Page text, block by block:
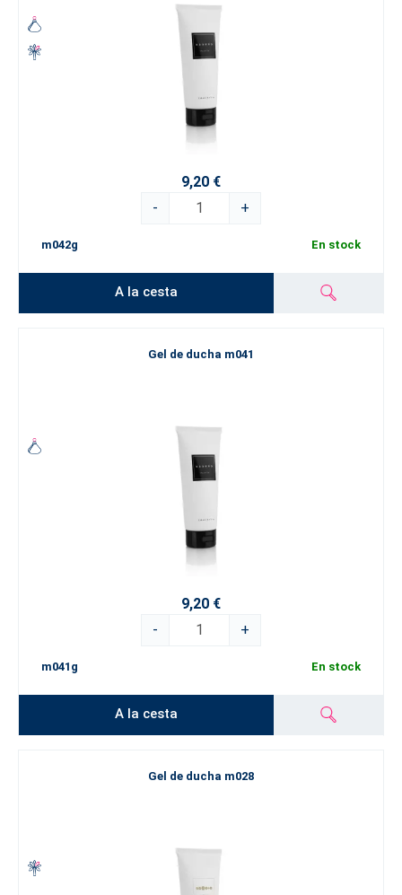
9,20 €
-
+
m042g En stock
A la cesta
Gel de ducha m041
9,20 €
-
+
m041g En stock
A la cesta
Gel de ducha m028